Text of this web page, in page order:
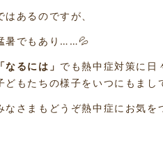
はあるのですが、
暑でもあり……💦
「なるには」 でも熱中症対策に日
どもたちの様子をいつにもまし
なさまもどうぞ熱中症にお気を